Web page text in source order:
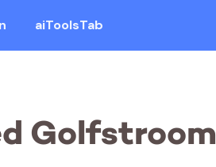
aiToolsTab
Golfstroom